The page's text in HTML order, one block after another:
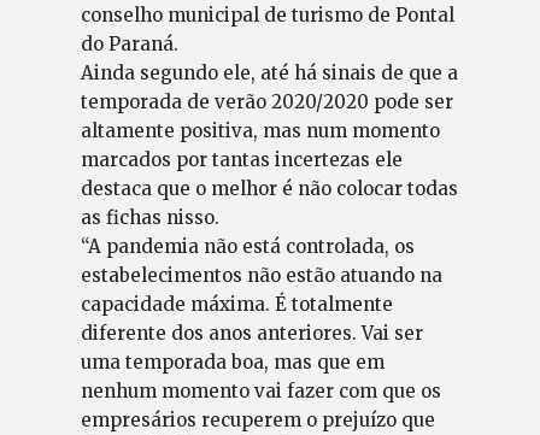
conselho municipal de turismo de Pontal
do Paraná.
Ainda segundo ele, até há sinais de que a
temporada de verão 2020/2020 pode ser
altamente positiva, mas num momento
marcados por tantas incertezas ele
destaca que o melhor é não colocar todas
as fichas nisso.
“A pandemia não está controlada, os
estabelecimentos não estão atuando na
capacidade máxima. É totalmente
diferente dos anos anteriores. Vai ser
uma temporada boa, mas que em
nenhum momento vai fazer com que os
empresários recuperem o prejuízo que